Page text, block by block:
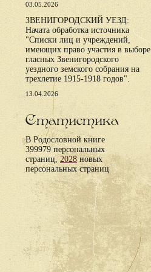
03.05.2026
ЗВЕНИГОРОДСКИЙ УЕЗД:
Начата обработка источника
"Списки лиц и учреждений,
имеющих право участия в выборе
гласных Звенигородского
уездного земского собрания на
трехлетие 1915-1918 годов".
13.04.2026
Статистика
В Родословной книге
399979 персональных
страниц,2028 новых
персональных страниц